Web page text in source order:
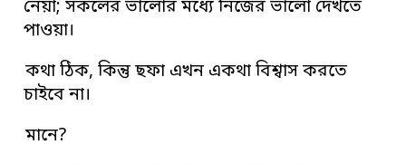
নেয়া; সকলের ভালোর মধ্যে নিজের ভালো দেখতে
পাওয়া।
কথা ঠিক, কিন্তু ছফা এখন একথা বিশ্বাস করতে
চাইবে না।
মানে?